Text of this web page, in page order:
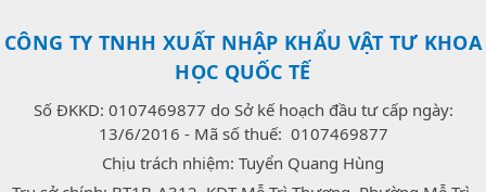
CÔNG TY TNHH XUẤT NHẬP KHẨU VẬT TƯ KHOA
HỌC QUỐC TẾ
Số ĐKKD: 0107469877 do Sở kế hoạch đầu tư cấp ngày:
13/6/2016 - Mã số thuế: 0107469877
Chịu trách nhiệm: Tuyển Quang Hùng